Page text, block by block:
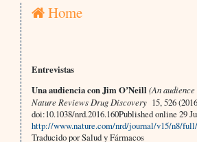
Home
Entrevistas
Una audiencia con Jim O’Neill (An
Nature Reviews Drug Discovery15, 526
doi:10.1038/nrd.2016.160Published online 29
http://www.nature.com/nrd/journal/v15/n8/
Traducido por Salud y Fármacos